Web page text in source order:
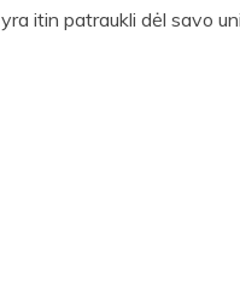
itin patraukli dėl savo